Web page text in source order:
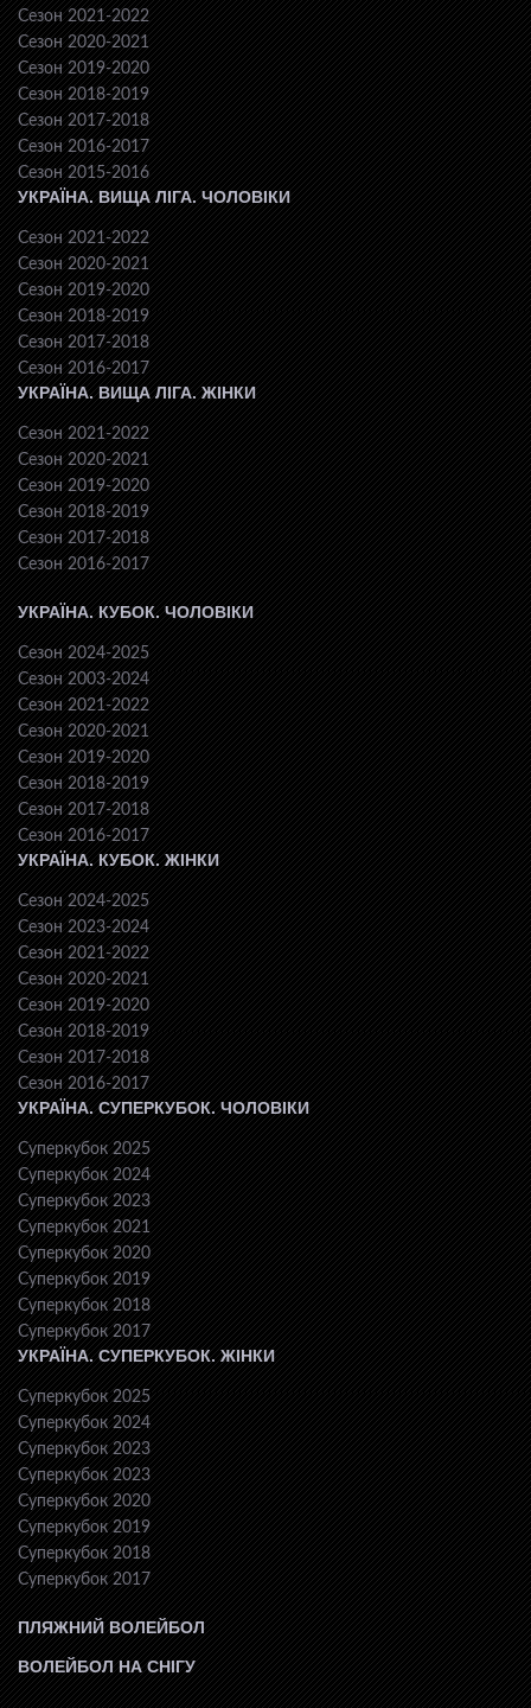
Сезон 2021-2022
Сезон 2020-2021
Сезон 2019-2020
Сезон 2018-2019
Сезон 2017-2018
Сезон 2016-2017
Сезон 2015-2016
УКРАЇНА. ВИЩА ЛІГА. ЧОЛОВІКИ
Сезон 2021-2022
Сезон 2020-2021
Сезон 2019-2020
Сезон 2018-2019
Сезон 2017-2018
Сезон 2016-2017
УКРАЇНА. ВИЩА ЛІГА. ЖІНКИ
Сезон 2021-2022
Сезон 2020-2021
Сезон 2019-2020
Сезон 2018-2019
Сезон 2017-2018
Сезон 2016-2017
УКРАЇНА. КУБОК. ЧОЛОВІКИ
Сезон 2024-2025
Сезон 2003-2024
Сезон 2021-2022
Сезон 2020-2021
Сезон 2019-2020
Сезон 2018-2019
Сезон 2017-2018
Сезон 2016-2017
УКРАЇНА. КУБОК. ЖІНКИ
Сезон 2024-2025
Сезон 2023-2024
Сезон 2021-2022
Сезон 2020-2021
Сезон 2019-2020
Сезон 2018-2019
Сезон 2017-2018
Сезон 2016-2017
УКРАЇНА. СУПЕРКУБОК. ЧОЛОВІКИ
Суперкубок 2025
Суперкубок 2024
Суперкубок 2023
Суперкубок 2021
Суперкубок 2020
Суперкубок 2019
Суперкубок 2018
Суперкубок 2017
УКРАЇНА. СУПЕРКУБОК. ЖІНКИ
Суперкубок 2025
Суперкубок 2024
Суперкубок 2023
Суперкубок 2023
Суперкубок 2020
Суперкубок 2019
Суперкубок 2018
Суперкубок 2017
ПЛЯЖНИЙ ВОЛЕЙБОЛ
ВОЛЕЙБОЛ НА СНІГУ